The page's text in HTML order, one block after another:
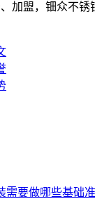
加盟，钿众不锈
需要做哪些基础